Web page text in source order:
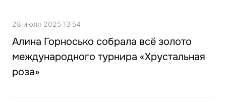
28 июля 2025 13:54
Алина Горносько собрала всё золото
международного турнира «Хрустальная
роза»